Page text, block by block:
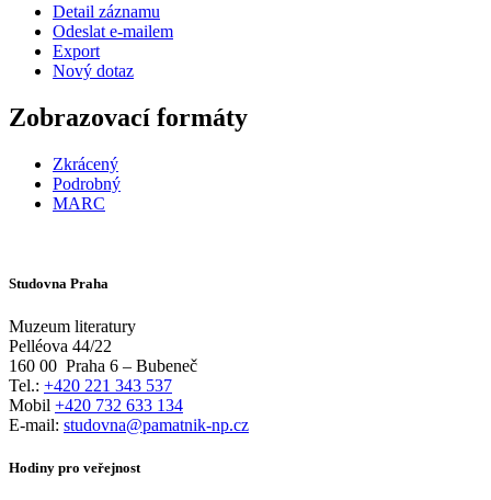
Detail záznamu
Odeslat e-mailem
Export
Nový dotaz
Zobrazovací formáty
Zkrácený
Podrobný
MARC
Studovna Praha
Muzeum literatury
Pelléova 44/22
160 00 Praha 6 – Bubeneč
Tel.: +420 221 343 537
Mobil +420 732 633 134
E-mail: studovna@pamatnik-np.cz
Hodiny pro veřejnost